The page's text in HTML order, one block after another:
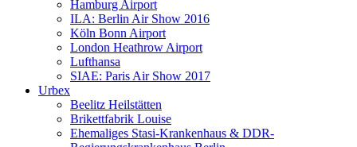
Hamburg Airport
ILA: Berlin Air Show 2016
Köln Bonn Airport
London Heathrow Airport
Lufthansa
SIAE: Paris Air Show 2017
Urbex
Beelitz Heilstätten
Brikettfabrik Louise
Ehemaliges Stasi-Krankenhaus & DDR-